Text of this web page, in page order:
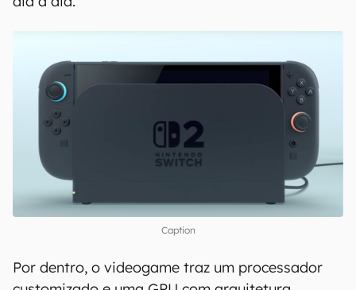
Caption
Por dentro, o videogame traz um processador